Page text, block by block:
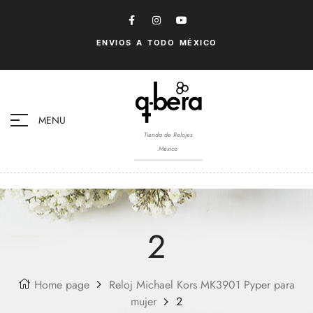
ENVIOS A TODO MÉXICO
MENU
Tienda de Relojes
México
2
Home page
Reloj Michael Kors MK3901 Pyper para
mujer
2